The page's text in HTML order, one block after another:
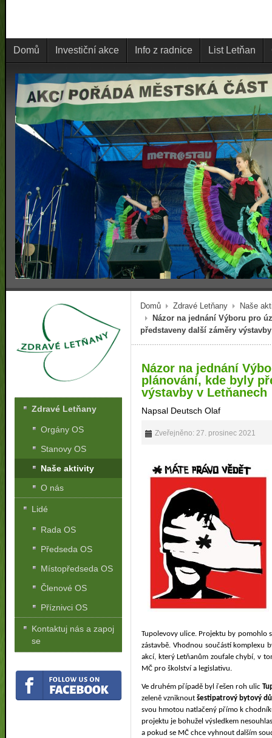
Domů Investiční akce Info z radnice List Letňan
Domů Zdravé Letňany
Naše
Názor na jednání Výboru pro
představeny další záměry
Názor na jednání
plánování, kde byly
výstavby v Letňanech
Napsal Deutsch Olaf
Zveřejněno: 27. prosinec 2021
Tupolevovy ulice. Projektu by pomohlo
zástavbě. Vhodnou součástí
akcí, který Letňanům zoufale chybí, v
MČ pro školství a legislativu.
Ve druhém případě byl řešen roh ulic
zeleně vzniknoutšestipatrový bytový
svou hmotou natlačený přímo k
projektu je bohužel výsledkem
a pokud se MČ chce vyhnout dalším
Zdravé Letňany
Orgány OS
Stanovy OS
Naše aktivity
O nás
Lidé
Rada OS
Předseda OS
Místopředseda OS
Členové OS
Příznivci OS
Kontaktuj nás a zapoj
se